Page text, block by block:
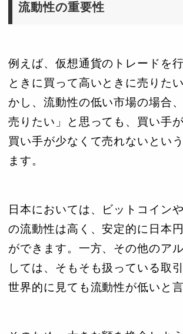
流動性の重要性
例えば、仮想通貨のトレードを
ときに買って高いときに売りた
かし、流動性の低い市場の場合
売りたい」と思っても、買い手
買い手が少なくて売れないとい
ます。
日本においては、ビットコイン
の流動性は高く、安定的に日本
ができます。一方、その他のア
しては、そもそも扱っている取
世界的に見ても流動性が低いと言